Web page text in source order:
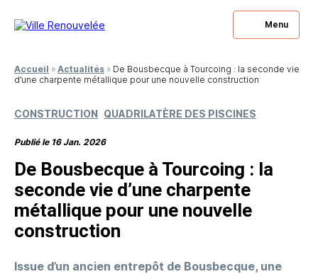
Menu
Accueil » Actualités » De Bousbecque à Tourcoing : la seconde vie
d’une charpente métallique pour une nouvelle construction
CONSTRUCTION QUADRILATÈRE DES PISCINES
Publié le 16 Jan. 2026
De Bousbecque à Tourcoing : la
seconde vie d’une charpente
métallique pour une nouvelle
construction
Issue d’un ancien entrepôt de Bousbecque, une